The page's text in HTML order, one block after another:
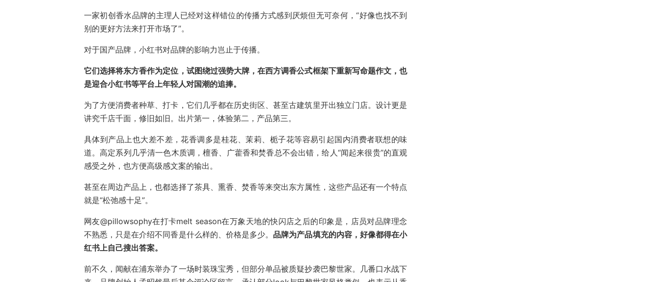
一家初创香水品牌的主理人已经对这样错位的传播方式感到厌烦但无可奈何，“好像也找不到
别的更好方法来打开市场了”。
对于国产品牌，小红书对品牌的影响力岂止于传播。
它们选择将东方香作为定位，试图绕过强势大牌，在西方调香公式框架下重新写命题作文，也
是迎合小红书等平台上年轻人对国潮的追捧。
为了方便消费者种草、打卡，它们几乎都在历史街区、甚至古建筑里开出独立门店。设计更是
讲究千店千面，修旧如旧。出片第一，体验第二，产品第三。
具体到产品上也大差不差，花香调多是桂花、茉莉、栀子花等容易引起国内消费者联想的味
道。高定系列几乎清一色木质调，檀香、广藿香和焚香总不会出错，给人“闻起来很贵”的直观
感受之外，也方便高级感文案的输出。
甚至在周边产品上，也都选择了茶具、熏香、焚香等来突出东方属性，这些产品还有一个特点
就是“松弛感十足”。
网友@pillowsophy在打卡melt season在万象天地的快闪店之后的印象是，店员对品牌理念
不熟悉，只是在介绍不同香是什么样的、价格是多少。品牌为产品填充的内容，好像都得在小
红书上自己搜出答案。
前不久，闻献在浦东举办了一场时装珠宝秀，但部分单品被质疑抄袭巴黎世家。几番口水战下